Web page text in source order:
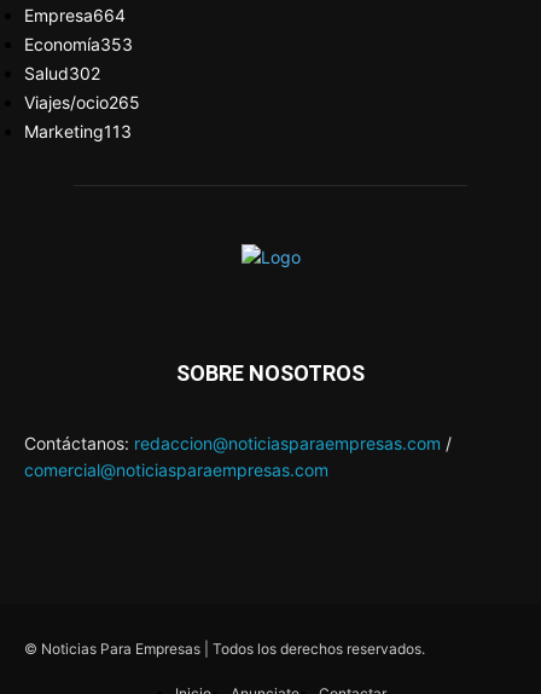
Empresa664
Economía353
Salud302
Viajes/ocio265
Marketing113
SOBRE NOSOTROS
Contáctanos: redaccion@noticiasparaempresas.com /
comercial@noticiasparaempresas.com
© Noticias Para Empresas | Todos los derechos reservados.